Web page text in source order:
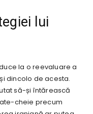
lui
la o reevaluare a
dincolo de acesta.
să-și întărească
cheie precum